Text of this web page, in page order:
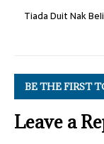
Tiada Duit Nak
BE THE FIRST
Leave a